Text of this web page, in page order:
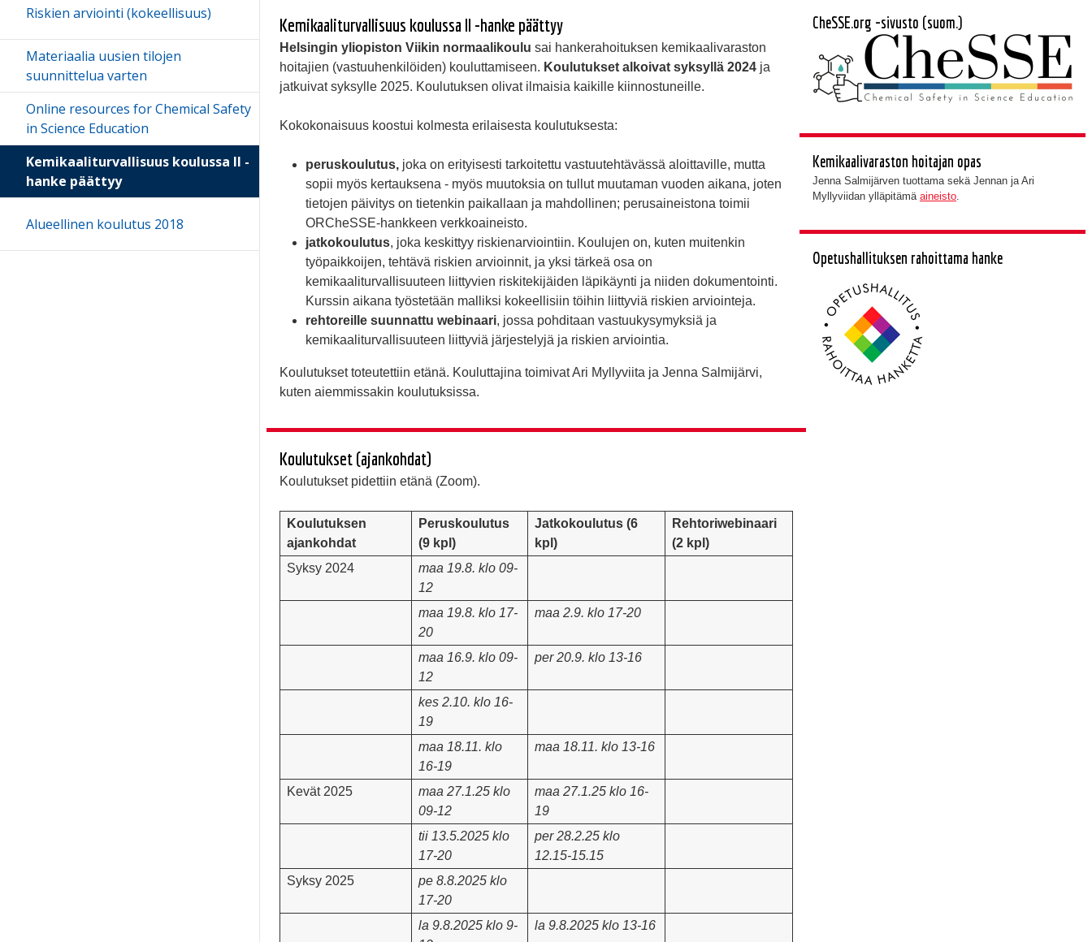
Kemikaaliturvallisuus koulussa II -hanke päättyy
Helsingin yliopiston Viikin normaalikoulu sai hankerahoituksen kemikaalivaraston
hoitajien (vastuuhenkilöiden) kouluttamiseen. Koulutukset alkoivat syksyllä 2024 ja
jatkuivat syksylle 2025. Koulutuksen olivat ilmaisia kaikille kiinnostuneille.
Kokokonaisuus koostui kolmesta erilaisesta koulutuksesta:
peruskoulutus, joka on erityisesti tarkoitettu vastuutehtävässä aloittaville, mutta
sopii myös kertauksena - myös muutoksia on tullut muutaman vuoden aikana, joten
tietojen päivitys on tietenkin paikallaan ja mahdollinen; perusaineistona toimii
ORCheSSE-hankkeen verkkoaineisto.
jatkokoulutus, joka keskittyy riskienarviointiin. Koulujen on, kuten muitenkin
työpaikkoijen, tehtävä riskien arvioinnit, ja yksi tärkeä osa on
kemikaaliturvallisuuteen liittyvien riskitekijäiden läpikäynti ja niiden dokumentointi.
Kurssin aikana työstetään malliksi kokeellisiin töihin liittyviä riskien arviointeja.
rehtoreille suunnattu webinaari, jossa pohditaan vastuukysymyksiä ja
kemikaaliturvallisuuteen liittyviä järjestelyjä ja riskien arviointia.
Koulutukset toteutettiin etänä. Kouluttajina toimivat Ari Myllyviita ja Jenna Salmijärvi,
kuten aiemmissakin koulutuksissa.
Koulutukset (ajankohdat)
Koulutukset pidettiin etänä (Zoom).
Koulutuksen
ajankohdat
Peruskoulutus
(9 kpl)
Jatkokoulutus (6
kpl)
Rehtoriwebinaari
(2 kpl)
Syksy 2024
maa 19.8. klo 09-
12
maa 19.8. klo 17-
20
maa 2.9. klo 17-20
maa 16.9. klo 09-
12
per 20.9. klo 13-16
kes 2.10. klo 16-
19
maa 18.11. klo
16-19
maa 18.11. klo 13-16
Kevät 2025
maa 27.1.25 klo
09-12
maa 27.1.25 klo 16-
19
tii 13.5.2025 klo
17-20
per 28.2.25 klo
12.15-15.15
Syksy 2025
pe 8.8.2025 klo
17-20
la 9.8.2025 klo 9-
la 9.8.2025 klo 13-16
CheSSE.org -sivusto (suom.)
Kemikaalivaraston hoitajan opas
Jenna Salmijärven tuottama sekä Jennan ja Ari
Myllyviidan ylläpitämä aineisto.
Opetushallituksen rahoittama hanke
Riskien arviointi (kokeellisuus)
Materiaalia uusien tilojen
suunnittelua varten
Online resources for Chemical Safety
in Science Education
Kemikaaliturvallisuus koulussa II -
hanke päättyy
Alueellinen koulutus 2018